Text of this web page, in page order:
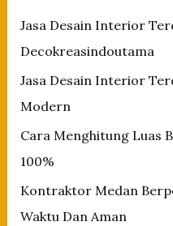
f
o
r
:
Jasa Desain Interior
Decokreasindoutama
Jasa Desain Interior
Modern
Cara Menghitung Luas
100%
Kontraktor Medan
Waktu Dan Aman